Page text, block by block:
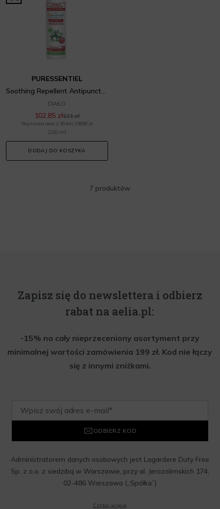
PURESSENTIEL
Soothing Repellent Antipuncture Spray
CIAŁO
102,85 zł121 zł
Najniższa cena z 30 dni: 108,90 zł
200 ml
DODAJ DO KOSZYKA
7 produktów
Zapisz się do newslettera i odbierz
rabat na aelia.pl:
-15% na cały nieprzeceniony asortyment przy
minimalnej wartości zamówienia 199 zł. Kod nie łączy
się z innymi zniżkami.
ODBIERZ KOD
Administratorem danych osobowych jest Lagardere Duty Free
Sp. z o.o. z siedzibą w Warszawie, przy al. Jerozolimskich 174,
02-486 Warszawa („Spółka”)
Czytaj więcej